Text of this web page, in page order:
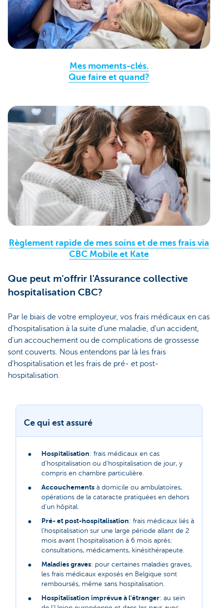
Mes moments-clés.
Que faire et quand?
Règlement rapide de mes soins et de mes frais via
CBC Mobile et Kate
Que peut m'offrir l'Assurance collective
hospitalisation CBC?
Par le biais de votre employeur, vos frais médicaux en cas
d'hospitalisation à la suite d'une maladie, d'un accident,
d'un accouchement ou de complications de grossesse
sont couverts. Nous entendons par là les frais
d'hospitalisation et les frais de pré- et post-
hospitalisation.
Ce qui est assuré
Hospitalisation: frais médicaux en cas
d'hospitalisation ou d'hospitalisation de jour, y
compris en chambre particulière.
Accouchements à domicile ou ambulatoires,
opérations de la cataracte pratiquées en dehors
d'un hôpital.
Pré- et post-hospitalisation: frais médicaux liés à
l'hospitalisation sur une large période allant de 2
mois avant l'hospitalisation à 6 mois après:
consultations, médicaments, kinésithérapeute.
Maladies graves: pour certaines maladies graves,
les frais médicaux exposés en Belgique sont
remboursés, même sans hospitalisation.
Hospitalisation imprévue à l'étranger: au sein